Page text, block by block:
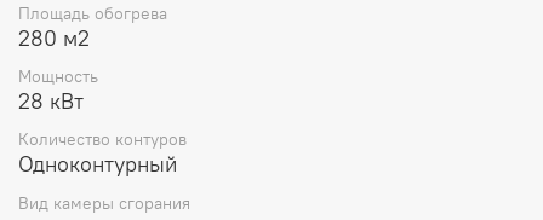
Площадь обогрева
280 м2
Мощность
28 кВт
Количество контуров
Одноконтурный
Вид камеры сгорания